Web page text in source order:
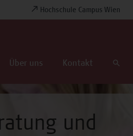
Hochschule Campus Wien
Über uns Kontakt
und